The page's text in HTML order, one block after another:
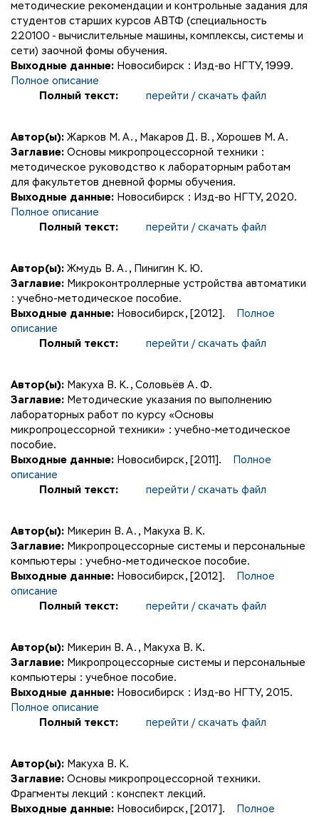
методические рекомендации и контрольные задания для
студентов старших курсов АВТФ (специальность
220100 - вычислительные машины, комплексы, системы и
сети) заочной фомы обучения.
Выходные данные: Новосибирск : Изд-во НГТУ, 1999.
Полное описание
Полный текст:
перейти / скачать файл
Автор(ы): Жарков М. А. , Макаров Д. В. , Хорошев М. А.
Заглавие: Основы микропроцессорной техники :
методическое руководство к лабораторным работам
для факультетов дневной формы обучения.
Выходные данные: Новосибирск : Изд-во НГТУ, 2020.
Полное описание
Полный текст:
перейти / скачать файл
Автор(ы): Жмудь В. А. , Пинигин К. Ю.
Заглавие: Микроконтроллерные устройства автоматики
: учебно-методическое пособие.
Выходные данные: Новосибирск, [2012].
Полное
описание
Полный текст:
перейти / скачать файл
Автор(ы): Макуха В. К. , Соловьёв А. Ф.
Заглавие: Методические указания по выполнению
лабораторных работ по курсу «Основы
микропроцессорной техники» : учебно-методическое
пособие.
Выходные данные: Новосибирск, [2011].
Полное
описание
Полный текст:
перейти / скачать файл
Автор(ы): Микерин В. А. , Макуха В. К.
Заглавие: Микропроцессорные системы и персональные
компьютеры : учебно-методическое пособие.
Выходные данные: Новосибирск, [2012].
Полное
описание
Полный текст:
перейти / скачать файл
Автор(ы): Микерин В. А. , Макуха В. К.
Заглавие: Микропроцессорные системы и персональные
компьютеры : учебное пособие.
Выходные данные: Новосибирск : Изд-во НГТУ, 2015.
Полное описание
Полный текст:
перейти / скачать файл
Автор(ы): Макуха В. К.
Заглавие: Основы микропроцессорной техники.
Фрагменты лекций : конспект лекций.
Выходные данные: Новосибирск, [2017].
Полное